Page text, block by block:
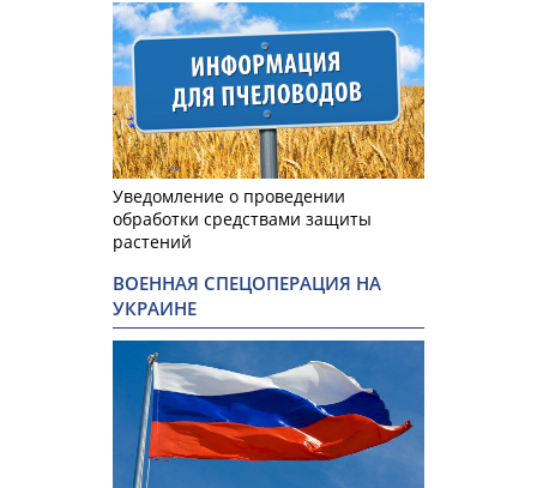
Уведомление о проведении
обработки средствами защиты
растений
ВОЕННАЯ СПЕЦОПЕРАЦИЯ НА
УКРАИНЕ